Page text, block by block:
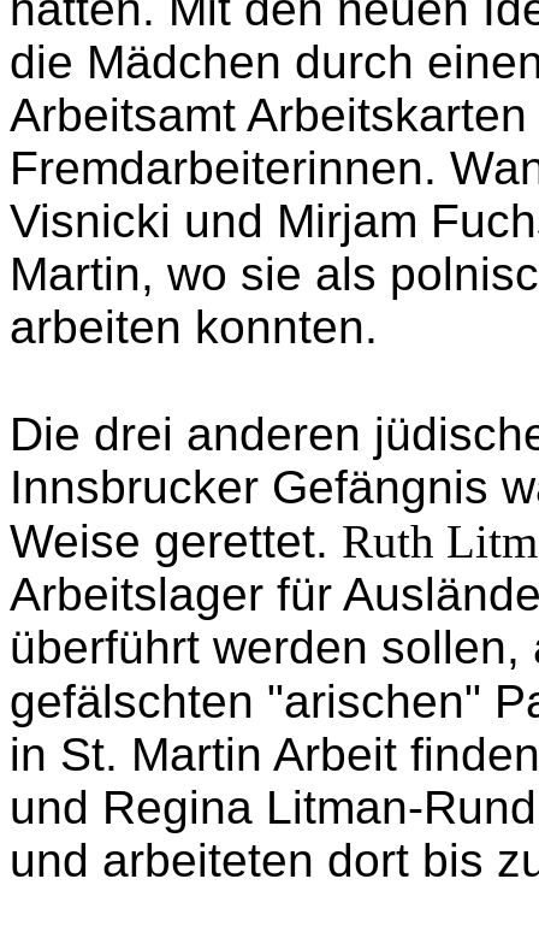
polnische Christinnen
dass die beiden
auf ihrem Weg von
hätten. Mit den neuen
die Mädchen durch
Arbeitsamt
Fremdarbeiterinnen.
Martin, wo sie als
arbeiten konnten.
Die drei anderen
Innsbrucker Gefängnis
Weise gerettet.Ruth
Arbeitslager für
überführt werden sollen,
gefälschten "arischen"